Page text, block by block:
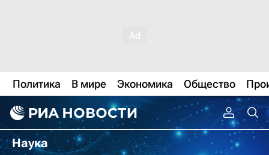
Политика В мире Экономика Общество
Наука